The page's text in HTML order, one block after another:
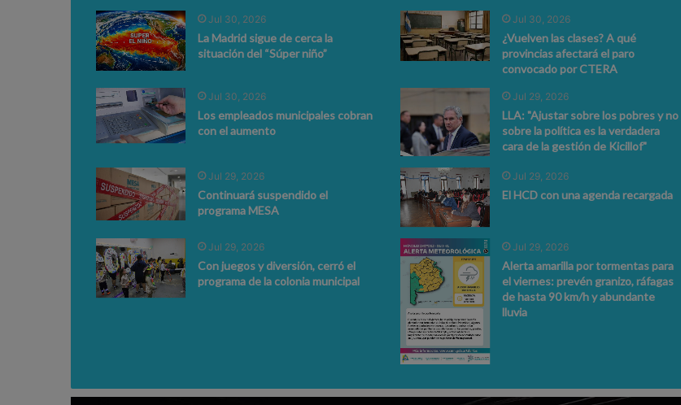
Jul 30, 2026
La Madrid sigue de cerca la
situación del “Súper niño”
Jul 30, 2026
¿Vuelven las clases? A qué
provincias afectará el paro
convocado por CTERA
Jul 30, 2026
Los empleados municipales cobran
con el aumento
Jul 29, 2026
LLA: "Ajustar sobre los pobres y no
sobre la política es la verdadera
cara de la gestión de Kicillof"
Jul 29, 2026
Continuará suspendido el
programa MESA
Jul 29, 2026
El HCD con una agenda recargada
Jul 29, 2026
Con juegos y diversión, cerró el
programa de la colonia municipal
Jul 29, 2026
Alerta amarilla por tormentas para
el viernes: prevén granizo, ráfagas
de hasta 90 km/h y abundante
lluvia